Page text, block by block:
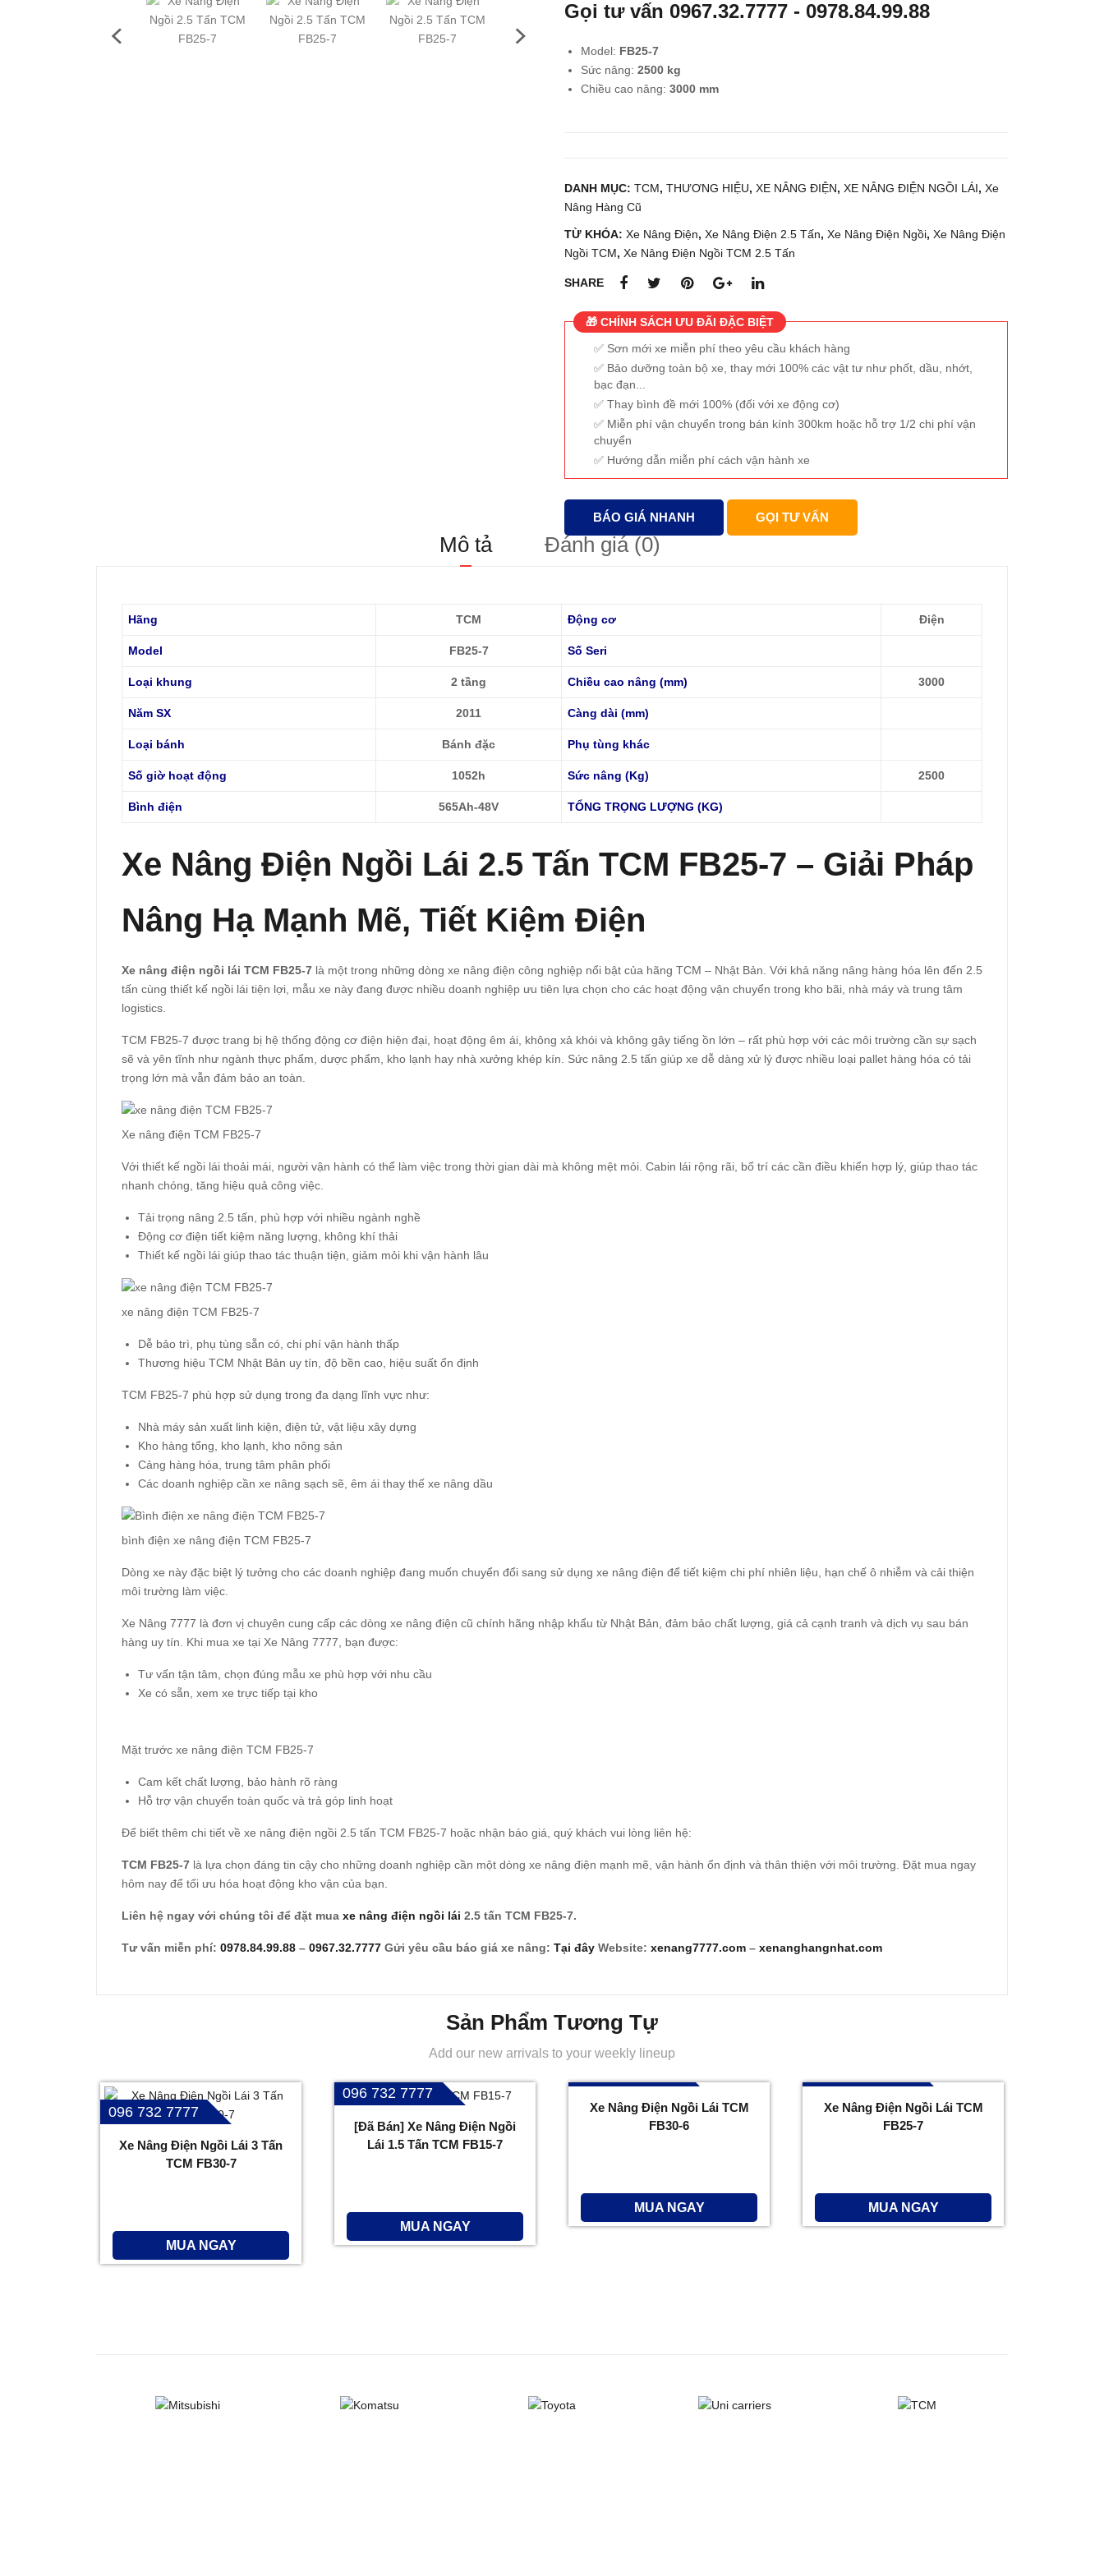
U
RM
-
MW
U
RM
Gọi tư vấn 0967.32.7777 - 0978.84.99.88
Model: FB25-7
Sức nâng: 2500 kg
Chiều cao nâng: 3000 mm
DANH MỤC: TCM, THƯƠNG HIỆU, XE NÂNG ĐIỆN, XE NÂNG ĐIỆN NGỒI LÁI, Xe
Nâng Hàng Cũ
TỪ KHÓA: Xe Nâng Điện, Xe Nâng Điện 2.5 Tấn, Xe Nâng Điện Ngồi, Xe Nâng Điện
Ngồi TCM, Xe Nâng Điện Ngồi TCM 2.5 Tấn
SHARE
🎁 CHÍNH SÁCH ƯU ĐÃI ĐẶC BIỆT
Sơn mới xe miễn phí theo yêu cầu khách hàng
Bảo dưỡng toàn bộ xe, thay mới 100% các vật tư như phốt, dầu, nhớt,
bạc đạn...
Thay bình đề mới 100% (đối với xe động cơ)
Miễn phí vận chuyển trong bán kính 300km hoặc hỗ trợ 1/2 chi phí vận
chuyển
Hướng dẫn miễn phí cách vận hành xe
BÁO GIÁ NHANH GỌI TƯ VẤN
Mô tả Đánh giá (0)
Hãng TCM Động cơ Điện
Model FB25-7 Số Seri
Loại khung 2 tầng Chiều cao nâng (mm) 3000
Năm SX 2011 Càng dài (mm)
Loại bánh Bánh đặc Phụ tùng khác
Số giờ hoạt động 1052h Sức nâng (Kg) 2500
Bình điện 565Ah-48V TỔNG TRỌNG LƯỢNG (KG)
Xe Nâng Điện Ngồi Lái 2.5 Tấn TCM FB25-7 – Giải Pháp
Nâng Hạ Mạnh Mẽ, Tiết Kiệm Điện
Xe nâng điện ngồi lái TCM FB25-7 là một trong những dòng xe nâng điện công nghiệp nổi bật của hãng TCM – Nhật Bản. Với khả năng nâng hàng hóa lên đến 2.5
tấn cùng thiết kế ngồi lái tiện lợi, mẫu xe này đang được nhiều doanh nghiệp ưu tiên lựa chọn cho các hoạt động vận chuyển trong kho bãi, nhà máy và trung tâm
logistics.
TCM FB25-7 được trang bị hệ thống động cơ điện hiện đại, hoạt động êm ái, không xả khói và không gây tiếng ồn lớn – rất phù hợp với các môi trường cần sự sạch
sẽ và yên tĩnh như ngành thực phẩm, dược phẩm, kho lạnh hay nhà xưởng khép kín. Sức nâng 2.5 tấn giúp xe dễ dàng xử lý được nhiều loại pallet hàng hóa có tải
trọng lớn mà vẫn đảm bảo an toàn.
Xe nâng điện TCM FB25-7
Với thiết kế ngồi lái thoải mái, người vận hành có thể làm việc trong thời gian dài mà không mệt mỏi. Cabin lái rộng rãi, bố trí các cần điều khiển hợp lý, giúp thao tác
nhanh chóng, tăng hiệu quả công việc.
Tải trọng nâng 2.5 tấn, phù hợp với nhiều ngành nghề
Động cơ điện tiết kiệm năng lượng, không khí thải
Thiết kế ngồi lái giúp thao tác thuận tiện, giảm mỏi khi vận hành lâu
xe nâng điện TCM FB25-7
Dễ bảo trì, phụ tùng sẵn có, chi phí vận hành thấp
Thương hiệu TCM Nhật Bản uy tín, độ bền cao, hiệu suất ổn định
TCM FB25-7 phù hợp sử dụng trong đa dạng lĩnh vực như:
Nhà máy sản xuất linh kiện, điện tử, vật liệu xây dựng
Kho hàng tổng, kho lạnh, kho nông sản
Cảng hàng hóa, trung tâm phân phối
Các doanh nghiệp cần xe nâng sạch sẽ, êm ái thay thế xe nâng dầu
bình điện xe nâng điện TCM FB25-7
Dòng xe này đặc biệt lý tưởng cho các doanh nghiệp đang muốn chuyển đổi sang sử dụng xe nâng điện để tiết kiệm chi phí nhiên liệu, hạn chế ô nhiễm và cải thiện
môi trường làm việc.
Xe Nâng 7777 là đơn vị chuyên cung cấp các dòng xe nâng điện cũ chính hãng nhập khẩu từ Nhật Bản, đảm bảo chất lượng, giá cả cạnh tranh và dịch vụ sau bán
hàng uy tín. Khi mua xe tại Xe Nâng 7777, bạn được:
Tư vấn tận tâm, chọn đúng mẫu xe phù hợp với nhu cầu
Xe có sẵn, xem xe trực tiếp tại kho
Mặt trước xe nâng điện TCM FB25-7
Cam kết chất lượng, bảo hành rõ ràng
Hỗ trợ vận chuyển toàn quốc và trả góp linh hoạt
Để biết thêm chi tiết về xe nâng điện ngồi 2.5 tấn TCM FB25-7 hoặc nhận báo giá, quý khách vui lòng liên hệ:
TCM FB25-7 là lựa chọn đáng tin cậy cho những doanh nghiệp cần một dòng xe nâng điện mạnh mẽ, vận hành ổn định và thân thiện với môi trường. Đặt mua ngay
hôm nay để tối ưu hóa hoạt động kho vận của bạn.
Liên hệ ngay với chúng tôi để đặt mua xe nâng điện ngồi lái 2.5 tấn TCM FB25-7.
Tư vấn miễn phí: 0978.84.99.88 – 0967.32.7777 Gửi yêu cầu báo giá xe nâng: Tại đây Website: xenang7777.com – xenanghangnhat.com
Sản Phẩm Tương Tự
Add our new arrivals to your weekly lineup
096 732 7777
Xe Nâng Điện Ngồi Lái 3 Tấn
TCM FB30-7
MUA NGAY
096 732 7777
[Đã Bán] Xe Nâng Điện Ngồi
Lái 1.5 Tấn TCM FB15-7
MUA NGAY
Xe Nâng Điện Ngồi Lái TCM
FB30-6
MUA NGAY
Xe Nâng Điện Ngồi Lái TCM
FB25-7
MUA NGAY